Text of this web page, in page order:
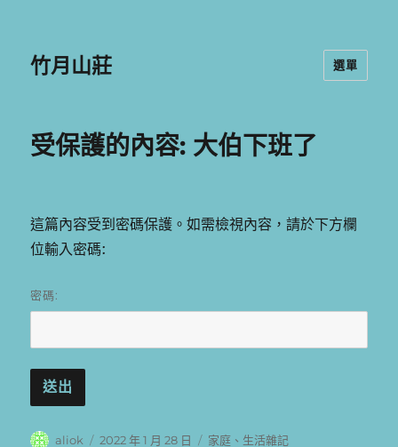
竹月山莊 選單
受保護的內容: 大伯下班了
這篇內容受到密碼保護。如需檢視內容，請於下方欄
位輸入密碼:
密碼:
作
aliok
發
2022 年 1 月 28 日
分
家庭 、 生活雜記